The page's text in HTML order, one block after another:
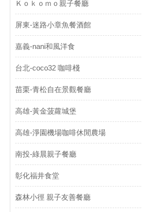
Ｋｏｋｏｍｏ親子餐廳
屏東-迷路小章魚餐酒館
嘉義-nani和風洋食
台北-coco32 咖啡棧
苗栗-青松自在景觀餐廳
高雄-黃金菠蘿城堡
高雄-淨園機場咖啡休閒農場
南投-綠晨親子餐廳
彰化福井食堂
森林小徑 親子友善餐廳